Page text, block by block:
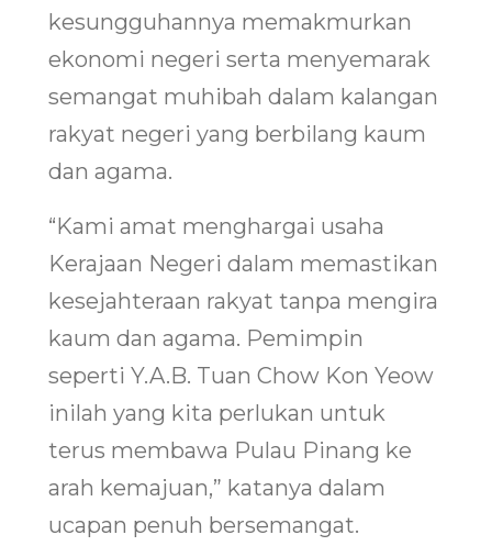
kesungguhannya memakmurkan
ekonomi negeri serta menyemarak
semangat muhibah dalam kalangan
rakyat negeri yang berbilang kaum
dan agama.
“Kami amat menghargai usaha
Kerajaan Negeri dalam memastikan
kesejahteraan rakyat tanpa mengira
kaum dan agama. Pemimpin
seperti Y.A.B. Tuan Chow Kon Yeow
inilah yang kita perlukan untuk
terus membawa Pulau Pinang ke
arah kemajuan,” katanya dalam
ucapan penuh bersemangat.